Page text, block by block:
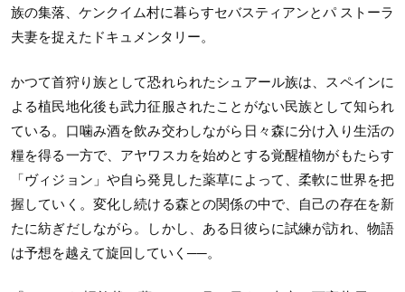
族の集落、ケンクイム村に暮らすセバスティアンとパ ストーラ
夫妻を捉えたドキュメンタリー。
かつて首狩り族として恐れられたシュアール族は、スペインに
よる植⺠地化後も武力征服されたことがない⺠族として知られ
ている。口噛み酒を飲み交わしながら日々森に分け入り生活の
糧を得る一方で、アヤワスカを始めとする覚醒植物がもたらす
「ヴィジョン」や自ら発見した薬草によって、柔軟に世界を把
握していく。変化し続ける森との関係の中で、自己の存在を新
たに紡ぎだしながら。しかし、ある日彼らに試練が訪れ、物語
は予想を越えて旋回していく──。